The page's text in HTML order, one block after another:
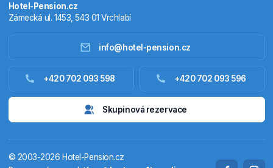
Ubytování zahraniční
Hotel-Pension.cz
Zámecká ul. 1453, 543 01 Vrchlabí
info@hotel-pension.cz
+420 702 093 598 +420 702 093 596
Skupinová rezervace
© 2003-2026 Hotel-Pension.cz